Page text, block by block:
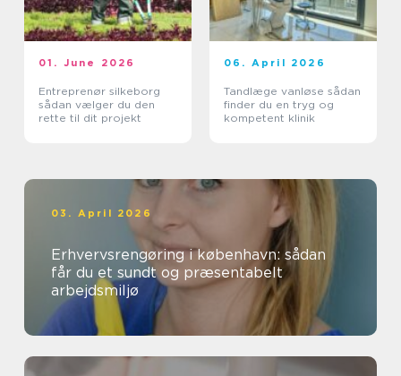
01. June 2026
Entreprenør silkeborg
sådan vælger du den
rette til dit projekt
06. April 2026
Tandlæge vanløse sådan
finder du en tryg og
kompetent klinik
03. April 2026
Erhvervsrengøring i københavn: sådan
får du et sundt og præsentabelt
arbejdsmiljø